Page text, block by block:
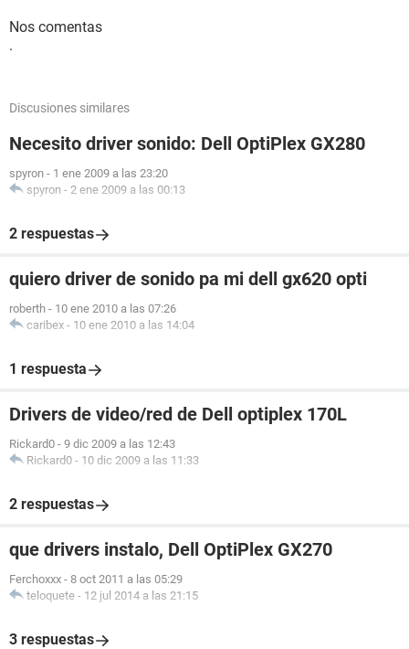
Nos comentas
.
Discusiones similares
Necesito driver sonido: Dell OptiPlex GX280
spyron - 1 ene 2009 a las 23:20
spyron - 2 ene 2009 a las 00:13
2 respuestas
quiero driver de sonido pa mi dell gx620 opti
roberth - 10 ene 2010 a las 07:26
caribex - 10 ene 2010 a las 14:04
1 respuesta
Drivers de video/red de Dell optiplex 170L
Rickard0 - 9 dic 2009 a las 12:43
Rickard0 - 10 dic 2009 a las 11:33
2 respuestas
que drivers instalo, Dell OptiPlex GX270
Ferchoxxx - 8 oct 2011 a las 05:29
teloquete - 12 jul 2014 a las 21:15
3 respuestas